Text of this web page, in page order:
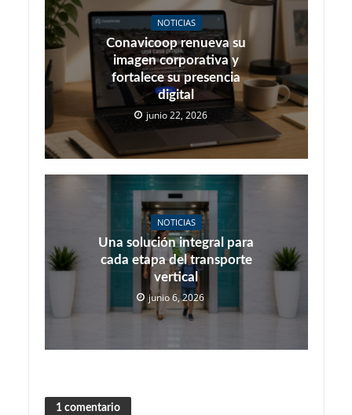
NOTICIAS
Conavicoop renueva su
imagen corporativa y
fortalece su presencia
digital
junio 22, 2026
NOTICIAS
Una solución integral para
cada etapa del transporte
vertical
junio 6, 2026
1 comentario